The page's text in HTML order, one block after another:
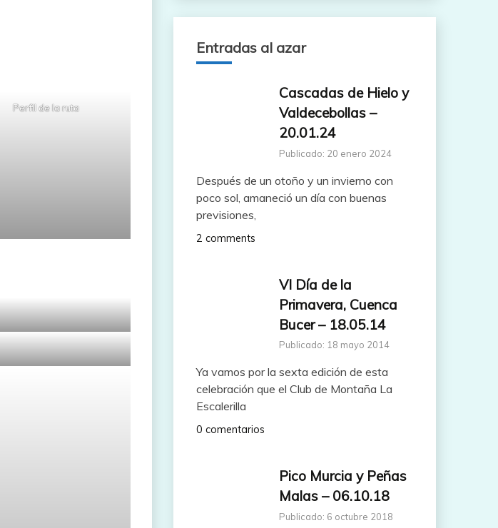
Perfil de la ruta
Entradas al azar
Cascadas de Hielo y
Valdecebollas –
20.01.24
Publicado: 20 enero 2024
Después de un otoño y un invierno con
poco sol, amaneció un día con buenas
previsiones,
2 comments
VI Día de la
Primavera, Cuenca
Bucer – 18.05.14
Publicado: 18 mayo 2014
Ya vamos por la sexta edición de esta
celebración que el Club de Montaña La
Escalerilla
0 comentarios
Pico Murcia y Peñas
Malas – 06.10.18
Publicado: 6 octubre 2018